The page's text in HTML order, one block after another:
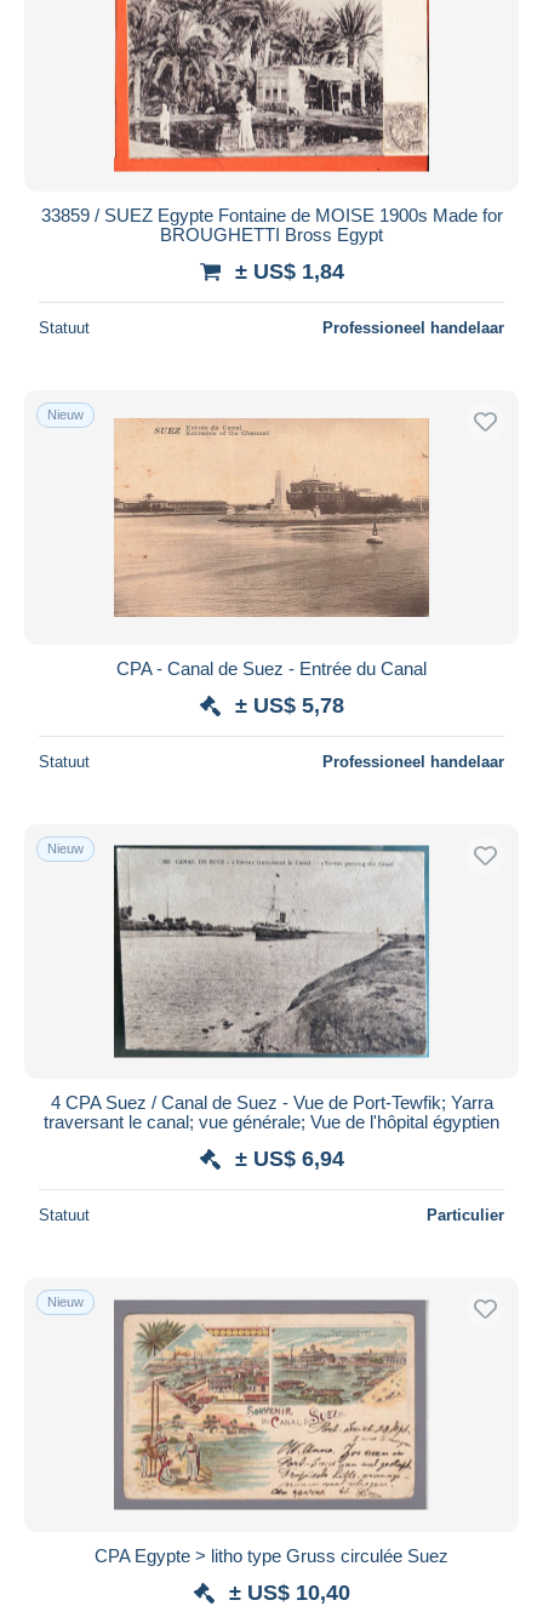
33859 / SUEZ Egypte Fontaine de MOISE 1900s Made for
BROUGHETTI Bross Egypt
± US$ 1,84
Statuut Professioneel handelaar
Nieuw
CPA - Canal de Suez - Entrée du Canal
± US$ 5,78
Statuut Professioneel handelaar
Nieuw
4 CPA Suez / Canal de Suez - Vue de Port-Tewfik; Yarra
traversant le canal; vue générale; Vue de l'hôpital égyptien
± US$ 6,94
Statuut Particulier
Nieuw
CPA Egypte > litho type Gruss circulée Suez
± US$ 10,40